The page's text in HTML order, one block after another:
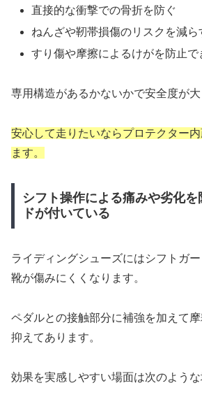
直接的な衝撃での骨折を防ぐ
ねんざや靭帯損傷のリスクを減ら
すり傷や摩擦によるけがを防止で
専用構造があるかないかで安全度が大
安心して走りたいならプロテクター
ます。
シフト操作による痛みや劣化
ドが付いている
ライディングシューズにはシフトガ
靴が傷みにくくなります。
ペダルとの接触部分に補強を加えて
抑えてあります。
効果を実感しやすい場面は次のような